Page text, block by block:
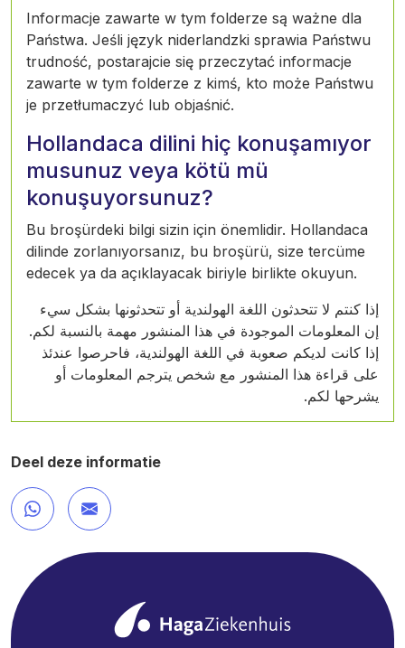
Informacje zawarte w tym folderze są ważne dla
Państwa. Jeśli język niderlandzki sprawia Państwu
trudność, postarajcie się przeczytać informacje
zawarte w tym folderze z kimś, kto może Państwu
je przetłumaczyć lub objaśnić.
Hollandaca dilini hiç konuşamıyor
musunuz veya kötü mü
konuşuyorsunuz?
Bu broşürdeki bilgi sizin için önemlidir. Hollandaca
dilinde zorlanıyorsanız, bu broşürü, size tercüme
edecek ya da açıklayacak biriyle birlikte okuyun.
إذا كنتم لا تتحدثون اللغة الهولندية أو تتحدثونها بشكل سيء
إن المعلومات الموجودة في هذا المنشور مهمة بالنسبة لكم.
إذا كانت لديكم صعوبة في اللغة الهولندية، فاحرصوا عندئذ
على قراءة هذا المنشور مع شخص يترجم المعلومات أو
يشرحها لكم.
Deel deze informatie